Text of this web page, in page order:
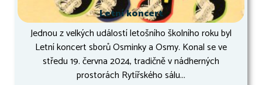
Letní koncert
Jednou z velkých událostí letošního školního roku byl
Letní koncert sborů Osminky a Osmy. Konal se ve
středu 19. června 2024, tradičně v nádherných
prostorách Rytířského sálu...